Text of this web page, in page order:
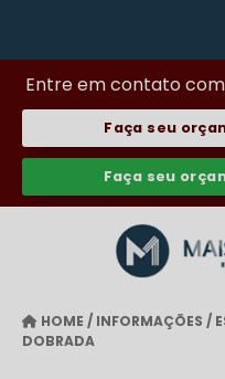
Entre em contato
Faça seu
Faça seu
HOME / INFORMAÇÕES /
DOBRADA